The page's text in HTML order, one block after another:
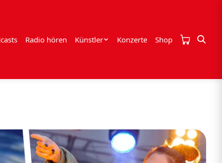
Radio hören Künstler Konzerte Shop